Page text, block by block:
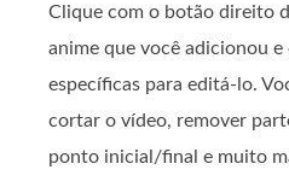
Clique com o botão direito
anime que você adicionou e
específicas para editá-lo.
cortar o vídeo, remover
ponto inicial/final e muito